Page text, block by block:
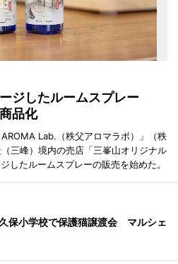
ジしたルームスプレー
品化
Lab.（秩父アロマラボ）」（秩
三峰）境内の売店「三峯山オリジナル
したルームスプレーの販売を始めた。
保小学校で保護猫譲渡会 マルシェ